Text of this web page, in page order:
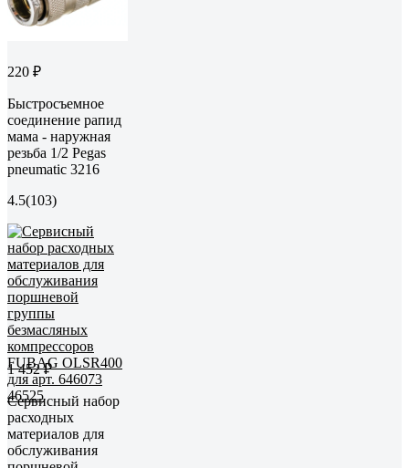
220 ₽
Быстросъемное
соединение рапид
мама - наружная
резьба 1/2 Pegas
pneumatic 3216
4.5(103)
1 452 ₽
Сервисный набор
расходных
материалов для
обслуживания